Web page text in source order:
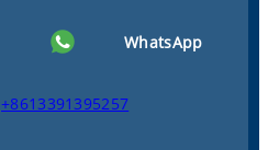
WhatsApp
+8613391395257